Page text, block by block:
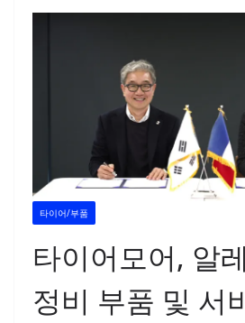
타이어/부품
타이어모어, 알
정비 부품 및 서